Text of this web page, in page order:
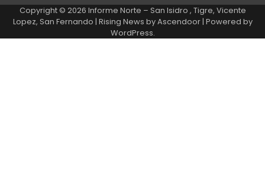
Copyright © 2026 Informe Norte – San Isidro , Tigre, Vicente
Lopez, San Fernando | Rising News byAscendoor| Powered by
WordPress.